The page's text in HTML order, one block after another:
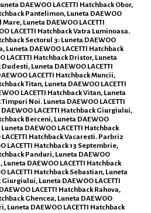
DAEWOO LACETTI Hatchback Obor,
Pantelimon, Luneta DAEWOO
Luneta DAEWOO LACETTI
LACETTI Hatchback Vatra Luminoasa.
Sectorul 3: Luneta DAEWOO
Luneta DAEWOO LACETTI Hatchback
LACETTI Hatchback Dristor, Luneta
Luneta DAEWOO LACETTI
LACETTI Hatchback Muncii,
Titan, Luneta DAEWOO LACETTI
LACETTI Hatchback Vitan, Luneta
Noi. Luneta DAEWOO LACETTI
LACETTI Hatchback Giurgiului,
Berceni, Luneta DAEWOO
DAEWOO LACETTI Hatchback
Hatchback Vacaresti. Parbriz
LACETTI Hatchback 13 Septembrie,
Panduri, Luneta DAEWOO
Luneta DAEWOO LACETTI Hatchback
LACETTI Hatchback Sebastian, Luneta
Giurgiului, Luneta DAEWOO LACETTI
LACETTI Hatchback Rahova,
Ghencea, Luneta DAEWOO
Luneta DAEWOO LACETTI Hatchback